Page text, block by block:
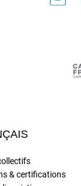
& certifications